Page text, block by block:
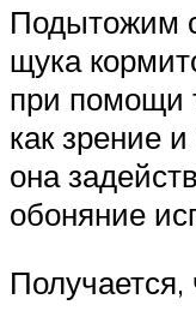
Подытожим
щука
при помощи
как зрение
она
обоняние
Получается,